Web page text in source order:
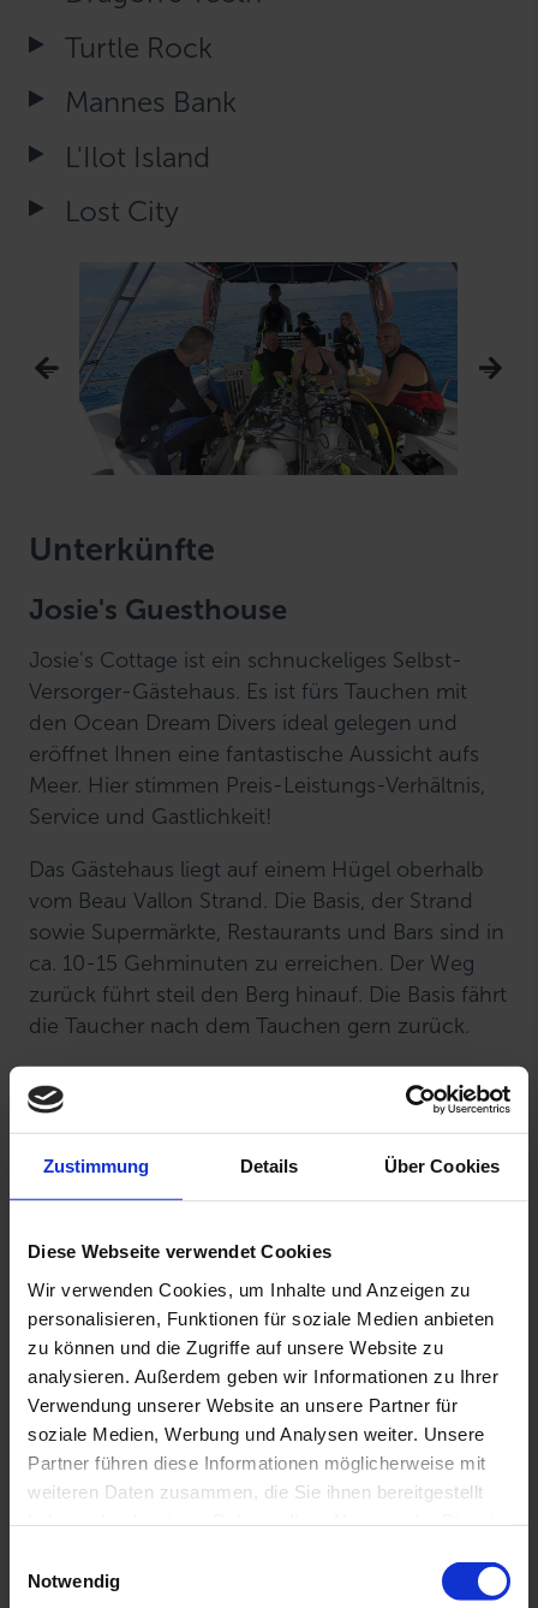
Zustimmung Details Über Cookies
Diese Webseite verwendet Cookies
Wir verwenden Cookies, um Inhalte und Anzeigen zu
personalisieren, Funktionen für soziale Medien anbieten
zu können und die Zugriffe auf unsere Website zu
analysieren. Außerdem geben wir Informationen zu Ihrer
Verwendung unserer Website an unsere Partner für
soziale Medien, Werbung und Analysen weiter. Unsere
Partner führen diese Informationen möglicherweise mit
weiteren Daten zusammen, die Sie ihnen bereitgestellt
Cookies, wenn Sie unsere Webseite weiterhin nutzen.
Notwendig
Turtle Rock
Mannes Bank
L'Ilot Island
Lost City
Unterkünfte
Josie's Guesthouse
Josie's Cottage ist ein schnuckeliges Selbst-
Versorger-Gästehaus. Es ist fürs Tauchen mit
den Ocean Dream Divers ideal gelegen und
eröffnet Ihnen eine fantastische Aussicht aufs
Meer. Hier stimmen Preis-Leistungs-Verhältnis,
Service und Gastlichkeit!
Das Gästehaus liegt auf einem Hügel oberhalb
vom Beau Vallon Strand. Die Basis, der Strand
sowie Supermärkte, Restaurants und Bars sind in
ca. 10-15 Gehminuten zu erreichen. Der Weg
zurück führt steil den Berg hinauf. Die Basis fährt
die Taucher nach dem Tauchen gern zurück.
In Josie’s Cottage stehen 3 kleine Apartments
mit Schlafraum, Küchenzeile und Bad zur
Verfügung. Der Schlafraum ist mit Klimaanlage
ausgestattet. Jedes Apartment hat Balkon bzw.
Terrasse. Auch die Terrasse von Josie‘s
werden.
PS: Lassen Sie sich Josie's Kochkünste nicht
entgehen! Die Hauptingredienzien sind
landestypisch mit einem kräftigen Schuss Liebe
& Freude an der Sache. Fragen Sie Josie einfach
vor Ort, wann Sie ein Diner für Sie zubereitet
(zahlbar vor Ort).